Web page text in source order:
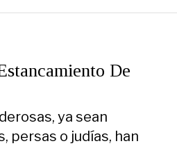
De
ya sean
persas o judías, han